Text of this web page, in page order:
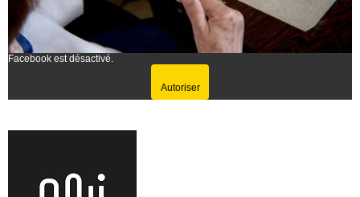
Facebook est désactivé.
Autoriser